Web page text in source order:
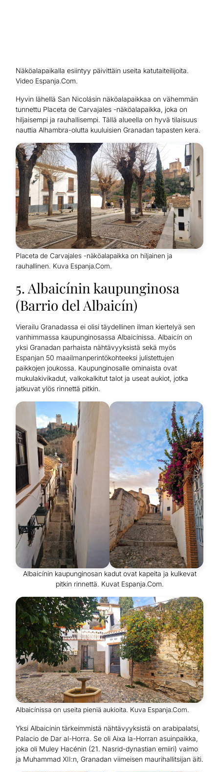
Näköalapaikalla esiintyy päivittäin useita katutaiteilijoita.
Video Espanja.Com.
Hyvin lähellä San Nicolásin näköalapaikkaa on vähemmän
tunnettu Placeta de Carvajales -näköalapaikka, joka on
hiljaisempi ja rauhallisempi. Tällä alueella on hyvä tilaisuus
nauttia Alhambra-olutta kuuluisien Granadan tapasten kera.
Placeta de Carvajales -näköalapaikka on hiljainen ja
rauhallinen. Kuva Espanja.Com.
5. Albaicínin kaupunginosa
(Barrio del Albaicín)
Vierailu Granadassa ei olisi täydellinen ilman kiertelyä sen
vanhimmassa kaupunginosassa Albaicínissa. Albaicín on
yksi Granadan parhaista nähtävyyksistä sekä myös
Espanjan 50 maailmanperintökohteeksi julistettujen
paikkojen joukossa. Kaupunginosalle ominaista ovat
mukulakivikadut, valkokalkitut talot ja useat aukiot, jotka
jatkuvat ylös rinnettä pitkin.
Albaicínin kaupunginosan kadut ovat kapeita ja kulkevat
pitkin rinnettä. Kuvat Espanja.Com.
Albaicínissa on useita pieniä aukioita. Kuva Espanja.Com.
Yksi Albaicínin tärkeimmistä nähtävyyksistä on arabipalatsi,
Palacio de Dar al-Horra. Se oli Aixa la-Horran asuinpaikka,
joka oli Muley Hacénin (21. Nasrid-dynastian emiiri) vaimo
ja Muhammad XII:n, Granadan viimeisen maurihallitsijan äiti.